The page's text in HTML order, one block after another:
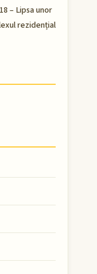
– Lipsa unor
rezidențial